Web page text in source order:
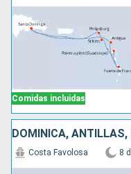
Comidas incluidas
DOMINICA, ANTILLAS,
Costa Favolosa 8 d